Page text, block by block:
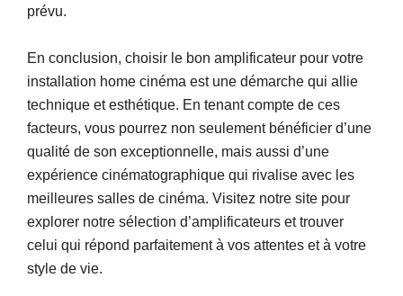
prévu.
En conclusion, choisir le bon amplificateur pour votre
installation home cinéma est une démarche qui allie
technique et esthétique. En tenant compte de ces
facteurs, vous pourrez non seulement bénéficier d’une
qualité de son exceptionnelle, mais aussi d’une
expérience cinématographique qui rivalise avec les
meilleures salles de cinéma. Visitez notre site pour
explorer notre sélection d’amplificateurs et trouver
celui qui répond parfaitement à vos attentes et à votre
style de vie.